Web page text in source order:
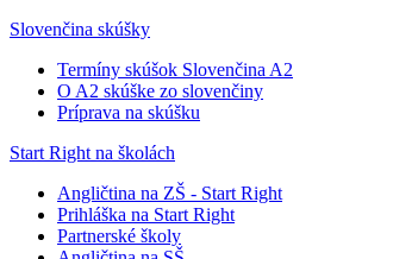
Slovenčina skúšky
Termíny skúšok Slovenčina A2
O A2 skúške zo slovenčiny
Príprava na skúšku
Start Right na školách
Angličtina na ZŠ - Start Right
Prihláška na Start Right
Partnerské školy